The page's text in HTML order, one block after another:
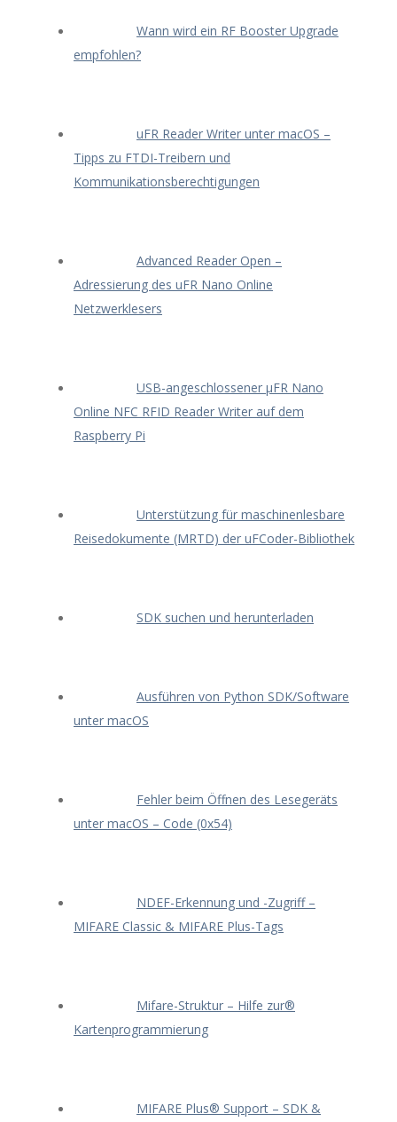
Wann wird ein RF Booster Upgrade
empfohlen?
uFR Reader Writer unter macOS –
Tipps zu FTDI-Treibern und
Kommunikationsberechtigungen
Advanced Reader Open –
Adressierung des uFR Nano Online
Netzwerklesers
USB-angeschlossener μFR Nano
Online NFC RFID Reader Writer auf dem
Raspberry Pi
Unterstützung für maschinenlesbare
Reisedokumente (MRTD) der uFCoder-Bibliothek
SDK suchen und herunterladen
Ausführen von Python SDK/Software
unter macOS
Fehler beim Öffnen des Lesegeräts
unter macOS – Code (0x54)
NDEF-Erkennung und -Zugriff –
MIFARE Classic & MIFARE Plus-Tags
Mifare-Struktur – Hilfe zur®
Kartenprogrammierung
MIFARE Plus® Support – SDK &